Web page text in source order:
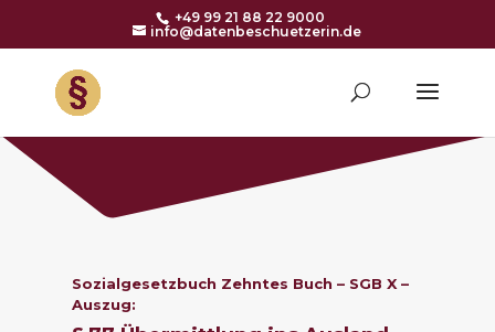
+49 99 21 88 22 9000
info@datenbeschuetzerin.de
Sozialgesetzbuch Zehntes Buch – SGB X –
Auszug: